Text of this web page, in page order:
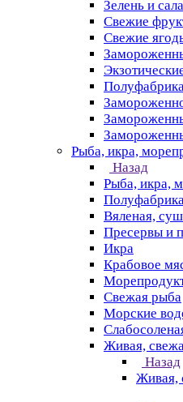
Зелень и
Свежие
Свежие
Рыба, икра,
Назад
Рыба, икра,
Вяленая,
Пресервы и
Икра
Крабовое
Свежая рыба
Морские
Живая,
Назад
Живая,